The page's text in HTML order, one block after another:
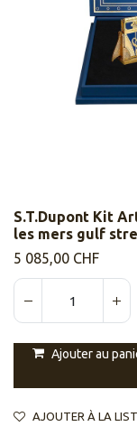
S.T.Dupont Kit
les mers gulf
5 085,00 CHF
Ajouter au
AJOUTER À LA